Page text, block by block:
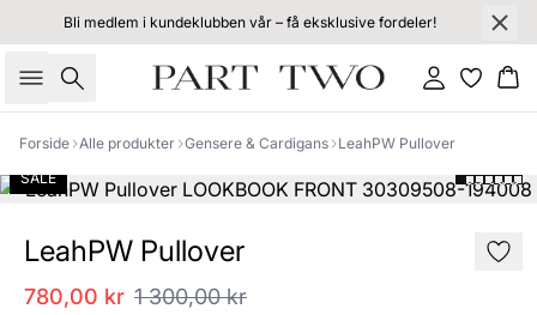
Bli medlem i kundeklubben vår – få eksklusive fordeler!
Søk Logg inn
Forside Alle produkter Gensere & Cardigans LeahPW Pullover
SALE
LeahPW Pullover
780,00 kr 1 300,00 kr